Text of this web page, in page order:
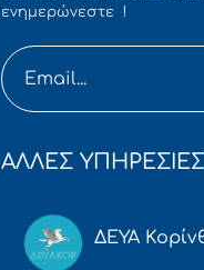
ενημερώνεστε !
ΑΛΛΕΣ ΥΠΗΡΕΣΙΕΣ
ΔΕΥΑ